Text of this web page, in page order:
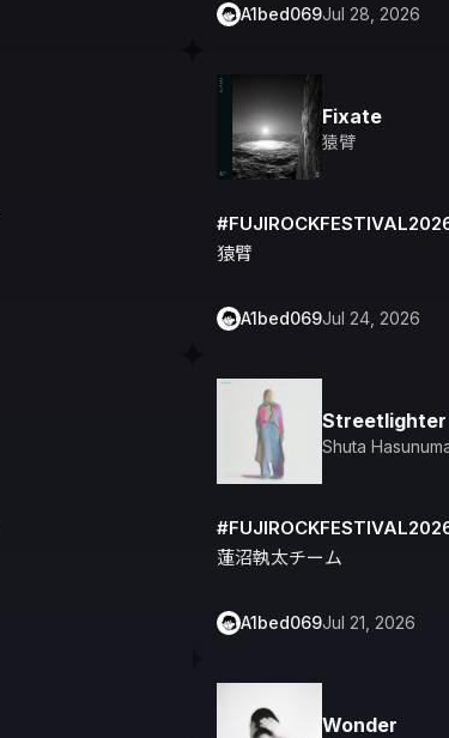
A1bed069Jul 28, 2026
Fixate
猿臂
猿臂
A1bed069Jul 24, 2026
Streetlighter
Shuta
蓮沼執太チーム
A1bed069Jul 21, 2026
Wonder